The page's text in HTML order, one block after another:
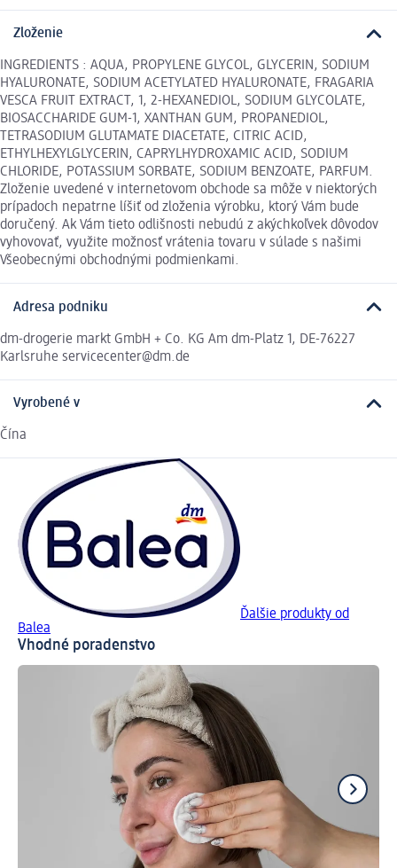
Zloženie
INGREDIENTS : AQUA, PROPYLENE GLYCOL, GLYCERIN, SODIUM
HYALURONATE, SODIUM ACETYLATED HYALURONATE, FRAGARIA
VESCA FRUIT EXTRACT, 1, 2-HEXANEDIOL, SODIUM GLYCOLATE,
BIOSACCHARIDE GUM-1, XANTHAN GUM, PROPANEDIOL,
TETRASODIUM GLUTAMATE DIACETATE, CITRIC ACID,
ETHYLHEXYLGLYCERIN, CAPRYLHYDROXAMIC ACID, SODIUM
CHLORIDE, POTASSIUM SORBATE, SODIUM BENZOATE, PARFUM.
Zloženie uvedené v internetovom obchode sa môže v niektorých
prípadoch nepatrne líšiť od zloženia výrobku, ktorý Vám bude
doručený. Ak Vám tieto odlišnosti nebudú z akýchkoľvek dôvodov
vyhovovať, využite možnosť vrátenia tovaru v súlade s našimi
Všeobecnými obchodnými podmienkami.
Adresa podniku
dm-drogerie markt GmbH + Co. KG Am dm-Platz 1, DE-76227
Karlsruhe servicecenter@dm.de
Vyrobené v
Čína
Ďalšie produkty od
Balea
Vhodné poradenstvo